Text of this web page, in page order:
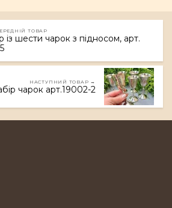
ТОВАР
із шести чарок з підносом, арт.
НАСТУПНИЙ ТОВАР →
чарок арт.19002-2